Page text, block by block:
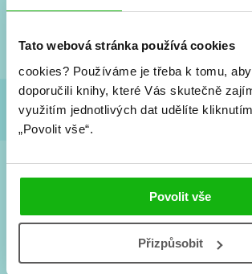
Tato webová stránka používá cookies
cookies? Používáme je třeba k tomu,
doporučili knihy, které Vás skutečně
využitím jednotlivých dat udělíte
„Povolit vše“.
Povolit vše
Přizpůsobit
a seriálové adaptace a
Souhlasím spodmínkami zpracování
Tvá e-mailová adresa je u nás v bezpečí. Přečti si